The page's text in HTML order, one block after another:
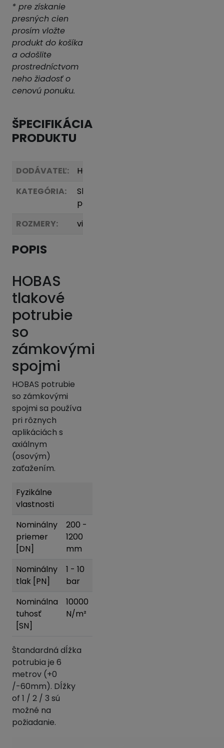
* pre získanie
presných cien
prosím vložte
produkt do košíka
a odošlite
prostredníctvom
neho žiadosť o
cenovú ponuku.
ŠPECIFIKÁCIA
PRODUKTU
DODÁVATEĽ:
HOBAS
KATEGÓRIA:
Sklolaminátové
potrubie
ROZMERY:
viď
POPIS
HOBAS
tlakové
potrubie
so
zámkovými
spojmi
HOBAS potrubie
so zámkovými
spojmi sa používa
pri rôznych
aplikáciách s
axiálnym
(osovým)
zaťažením.
Fyzikálne
vlastnosti
Nominálny
priemer
[DN]
200 -
1200
mm
Nominálny
tlak [PN]
1 - 10
bar
Nominálna
tuhosť
[SN]
10000
N/m²
Štandardná dĺžka
potrubia je 6
metrov (+0
/-60mm). Dĺžky
of 1 / 2 / 3 sú
možné na
požiadanie.